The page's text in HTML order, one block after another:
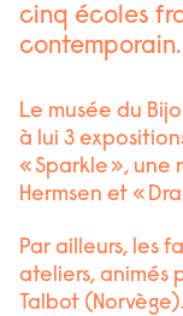
cinq écoles
contemporain.
Le musée du
à lui 3
« Sparkle »,
Hermsen et «
Par ailleurs, les
ateliers, animés
Talbot